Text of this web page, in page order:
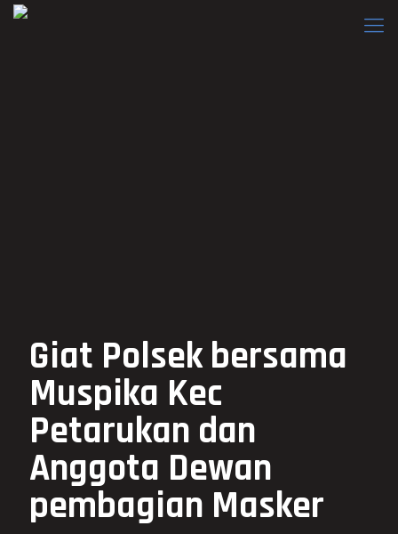
Giat Polsek bersama
Muspika Kec
Petarukan dan
Anggota Dewan
pembagian Masker